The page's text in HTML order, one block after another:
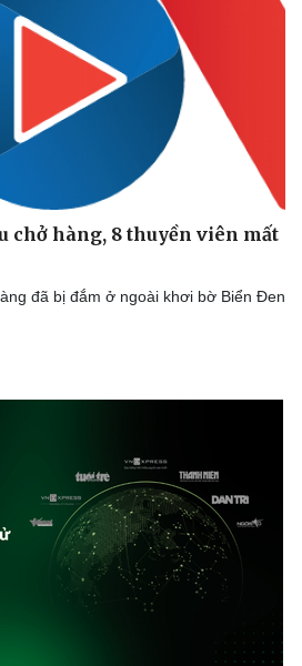
chở hàng, 8 thuyền viên mất
đã bị đắm ở ngoài khơi bờ Biển Đen